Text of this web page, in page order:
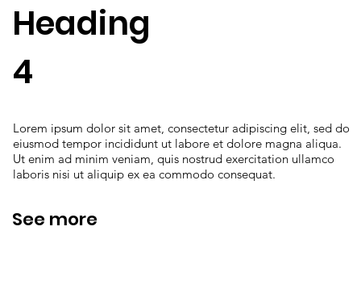
Lorem ipsum dolor sit amet, consectetur adipiscing elit, sed do
eiusmod tempor incididunt ut labore et dolore magna aliqua.
Ut enim ad minim veniam, quis nostrud exercitation ullamco
laboris nisi ut aliquip ex ea commodo consequat.
See more
Heading
4